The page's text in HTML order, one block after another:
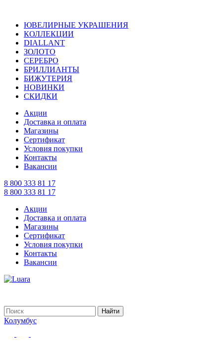
ЮВЕЛИРНЫЕ УКРАШЕНИЯ
КОЛЛЕКЦИИ
DIALLANT
ЗОЛОТО
СЕРЕБРО
БРИЛЛИАНТЫ
БИЖУТЕРИЯ
НОВИНКИ
СКИДКИ
Акции
Доставка и оплата
Магазины
Сертификат
Условия покупки
Контакты
Вакансии
8 800 333 81 17
8 800 333 81 17
Акции
Доставка и оплата
Магазины
Сертификат
Условия покупки
Контакты
Вакансии
Колумбус